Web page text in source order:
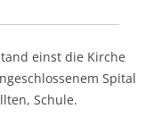
einst die Kir­che
Spi­tal
Schule.